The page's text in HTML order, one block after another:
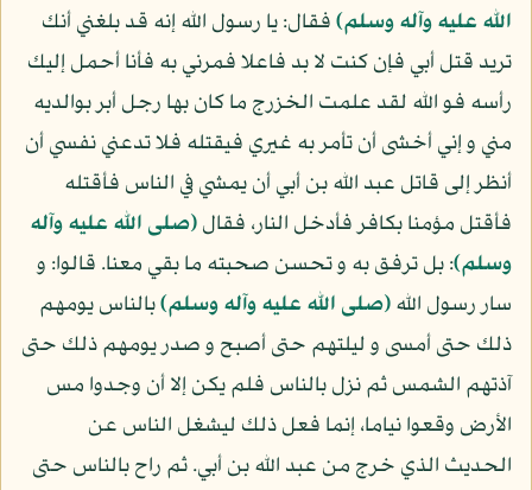
الله عليه وآله وسلم)فقال: يا رسول الله إنه قد بلغني أنك
تريد قتل أبي فإن كنت لا بد فاعلا فمرني به فأنا أحمل إليك
رأسه فو الله لقد علمت الخزرج ما كان بها رجل أبر بوالديه
مني و إني أخشى أن تأمر به غيري فيقتله فلا تدعني نفسي أن
أنظر إلى قاتل عبد الله بن أبي أن يمشي في الناس فأقتله
فأقتل مؤمنا بكافر فأدخل النار، فقال(صلى الله عليه وآله
وسلم): بل ترفق به و تحسن صحبته ما بقي معنا. قالوا: و
سار رسول الله(صلى الله عليه وآله وسلم)بالناس يومهم
ذلك حتى أمسى و ليلتهم حتى أصبح و صدر يومهم ذلك حتى
آذتهم الشمس ثم نزل بالناس فلم يكن إلا أن وجدوا مس
الأرض وقعوا نياما، إنما فعل ذلك ليشغل الناس عن
الحديث الذي خرج من عبد الله بن أبي. ثم راح بالناس حتى